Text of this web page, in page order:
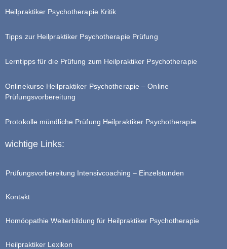
Heilpraktiker Psychotherapie Kritik
Tipps zur Heilpraktiker Psychotherapie Prüfung
Lerntipps für die Prüfung zum Heilpraktiker Psychotherapie
Onlinekurse Heilpraktiker Psychotherapie – Online
Prüfungsvorbereitung
Protokolle mündliche Prüfung Heilpraktiker Psychotherapie
wichtige Links:
Prüfungsvorbereitung Intensivcoaching – Einzelstunden
Kontakt
Homöopathie Weiterbildung für Heilpraktiker Psychotherapie
Heilpraktiker Lexikon